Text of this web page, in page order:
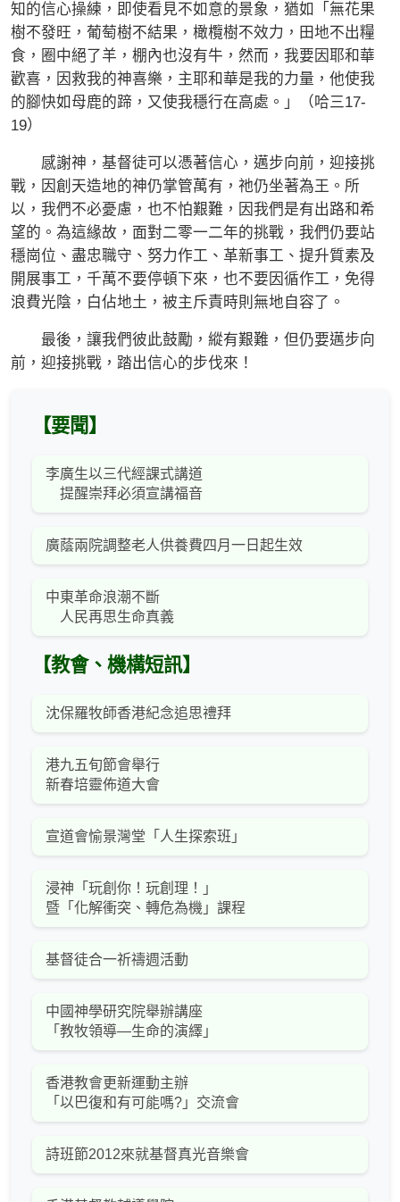
知的信心操練，即使看見不如意的景象，猶如「無花果
樹不發旺，葡萄樹不結果，橄欖樹不效力，田地不出糧
食，圈中絕了羊，棚內也沒有牛，然而，我要因耶和華
歡喜，因救我的神喜樂，主耶和華是我的力量，他使我
的腳快如母鹿的蹄，又使我穩行在高處。」（哈三17-
19）
感謝神，基督徒可以憑著信心，邁步向前，迎接挑
戰，因創天造地的神仍掌管萬有，祂仍坐著為王。所
以，我們不必憂慮，也不怕艱難，因我們是有出路和希
望的。為這緣故，面對二零一二年的挑戰，我們仍要站
穩崗位、盡忠職守、努力作工、革新事工、提升質素及
開展事工，千萬不要停頓下來，也不要因循作工，免得
浪費光陰，白佔地土，被主斥責時則無地自容了。
最後，讓我們彼此鼓勵，縱有艱難，但仍要邁步向
前，迎接挑戰，踏出信心的步伐來！
【要聞】
李廣生以三代經課式講道
提醒崇拜必須宣講福音
廣蔭兩院調整老人供養費四月一日起生效
中東革命浪潮不斷
人民再思生命真義
【教會、機構短訊】
沈保羅牧師香港紀念追思禮拜
港九五旬節會舉行
新春培靈佈道大會
宣道會愉景灣堂「人生探索班」
浸神「玩創你！玩創理！」
暨「化解衝突、轉危為機」課程
基督徒合一祈禱週活動
中國神學研究院舉辦講座
「教牧領導—生命的演繹」
香港教會更新運動主辦
「以巴復和有可能嗎?」交流會
詩班節2012來就基督真光音樂會